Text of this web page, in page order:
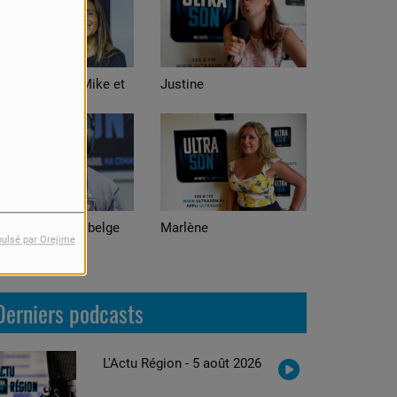
par Orejime
Alexis
Adrian
podcasts
L'Actu Région - 5 août 2026